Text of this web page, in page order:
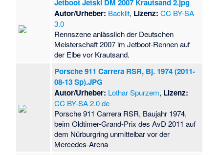
Jetboot Jetski DM 2007 Krautsand 2.jpg
Autor/Urheber: Backlit, Lizenz: CC BY-SA
3.0
Rennszene anlässlich der Deutschen
Meisterschaft 2007 im Jetboot-Rennen auf
der Elbe vor Krautsand.
Porsche 911 Carrera RSR, Bj. 1974 (2011-
08-13 Sp).JPG
Autor/Urheber: Lothar Spurzem, Lizenz:
CC BY-SA 2.0 de
Porsche 911 Carrera RSR, Baujahr 1974,
beim Oldtimer-Grand-Prix des AvD 2011 auf
dem Nürburgring unmittelbar vor der
Mercedes-Arena